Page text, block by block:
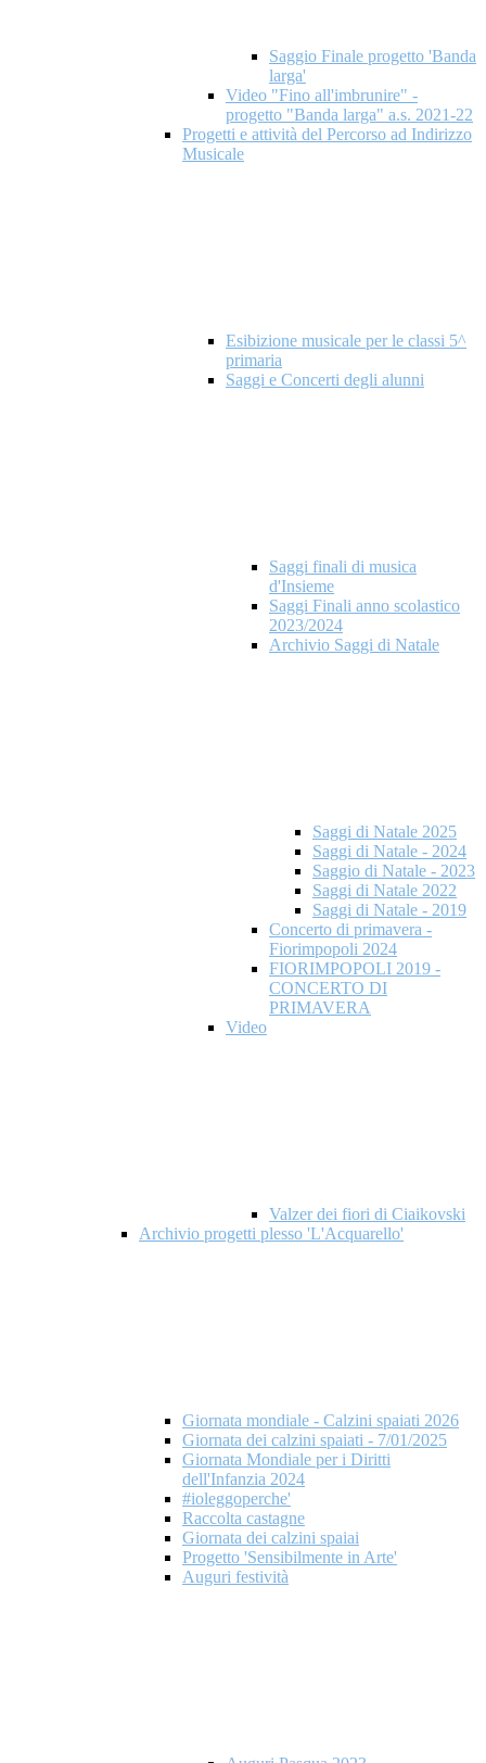
Saggio Finale progetto 'Banda
larga'
Video "Fino all'imbrunire" -
progetto "Banda larga" a.s. 2021-22
Progetti e attività del Percorso ad Indirizzo
Musicale
Esibizione musicale per le classi 5^
primaria
Saggi e Concerti degli alunni
Saggi finali di musica
d'Insieme
Saggi Finali anno scolastico
2023/2024
Archivio Saggi di Natale
Saggi di Natale 2025
Saggi di Natale - 2024
Saggio di Natale - 2023
Saggi di Natale 2022
Saggi di Natale - 2019
Concerto di primavera -
Fiorimpopoli 2024
FIORIMPOPOLI 2019 -
CONCERTO DI
PRIMAVERA
Video
Valzer dei fiori di Ciaikovski
Archivio progetti plesso 'L'Acquarello'
Giornata mondiale - Calzini spaiati 2026
Giornata dei calzini spaiati - 7/01/2025
Giornata Mondiale per i Diritti
dell'Infanzia 2024
#ioleggoperche'
Raccolta castagne
Giornata dei calzini spaiai
Progetto 'Sensibilmente in Arte'
Auguri festività